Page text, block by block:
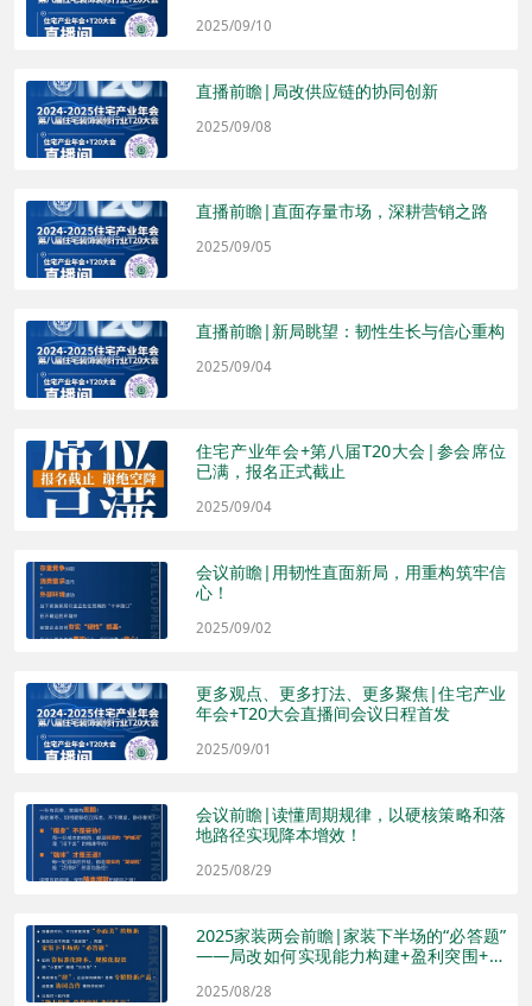
2025/09/10
直播前瞻|局改供应链的协同创新
2025/09/08
直播前瞻|直面存量市场，深耕营销之路
2025/09/05
直播前瞻|新局眺望：韧性生长与信心重构
2025/09/04
住宅产业年会+第八届T20大会|参会席位
已满，报名正式截止
2025/09/04
会议前瞻|用韧性直面新局，用重构筑牢信
心！
2025/09/02
更多观点、更多打法、更多聚焦|住宅产业
年会+T20大会直播间会议日程首发
2025/09/01
会议前瞻|读懂周期规律，以硬核策略和落
地路径实现降本增效！
2025/08/29
2025家装两会前瞻|家装下半场的“必答题”
——局改如何实现能力构建+盈利突围+协
2025/08/28